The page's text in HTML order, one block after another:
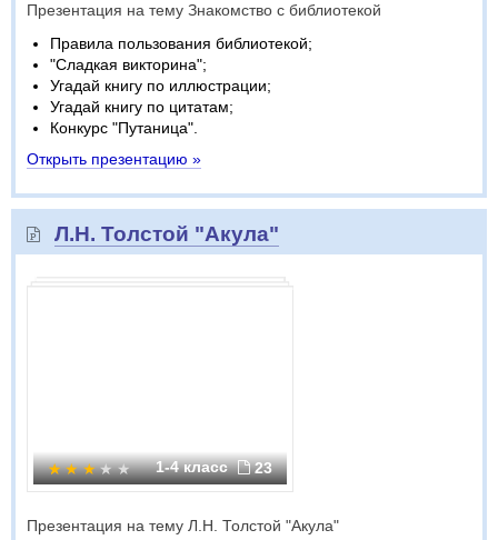
Презентация на тему Знакомство с библиотекой
Правила пользования библиотекой;
"Сладкая викторина";
Угадай книгу по иллюстрации;
Угадай книгу по цитатам;
Конкурс "Путаница".
Открыть презентацию »
Л.Н. Толстой "Акула"
1-4 класс 23
Презентация на тему Л.Н. Толстой "Акула"